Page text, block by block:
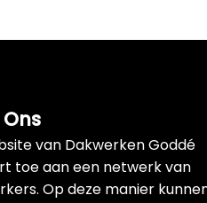
van Dakwerken Goddé
toe aan een netwerk van
Op deze manier